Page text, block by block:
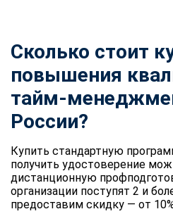
Сколько стоит
повышения
тайм-
России?
Купить стандартную
получить удостоверение
дистанционную
организации поступят 2 и
предоставим скидку — от